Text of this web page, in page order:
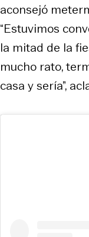
aconsejó
“Estuvimos
la mitad de la
mucho rato,
casa y sería”,